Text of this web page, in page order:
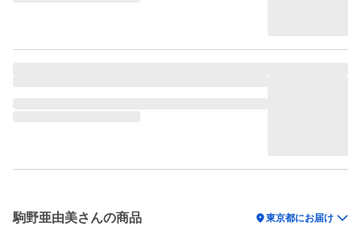
駒野亜由美さんの商品 location_on東京都にお届け